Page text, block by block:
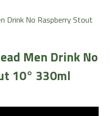
Men Drink No
10° 330ml